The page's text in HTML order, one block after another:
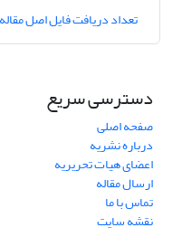
تعداد دریافت فایل اصل مقاله
دسترسی سریع
صفحه اصلی
درباره نشریه
اعضای هیات تحریریه
ارسال مقاله
تماس با ما
نقشه سایت